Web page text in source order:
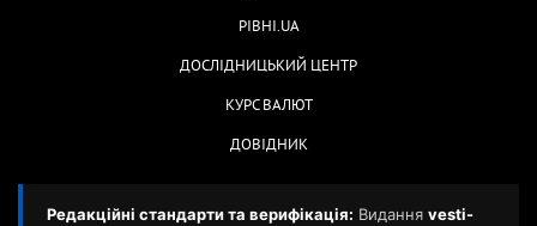
РІВНІ.UA
ДОСЛІДНИЦЬКИЙ ЦЕНТР
КУРС ВАЛЮТ
ДОВІДНИК
Редакційні стандарти та верифікація: Видання vesti-